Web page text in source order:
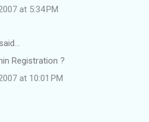
at 5:34 PM
Registration ?
at 10:01 PM